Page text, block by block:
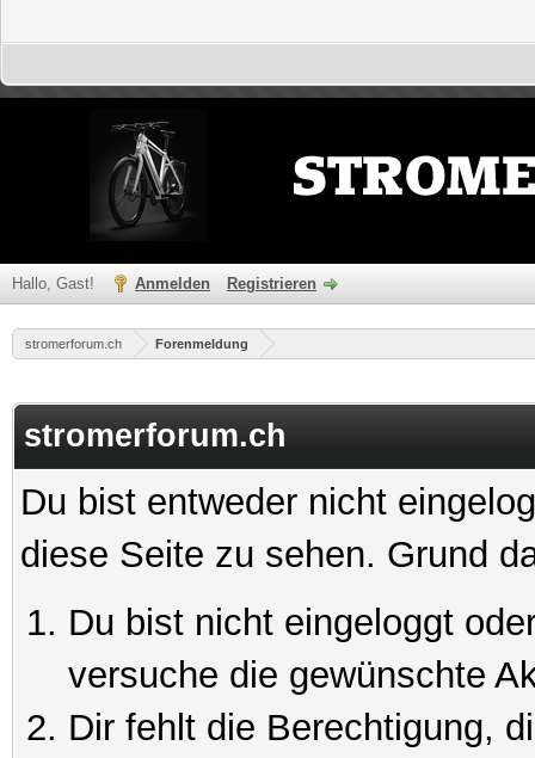
Hallo, Gast! Anmelden Registrieren
stromerforum.ch Forenmeldung
stromerforum.ch
Du bist entweder nicht
diese Seite zu sehen. Grund
Du bist nicht eingeloggt
versuche die gewünschte
Dir fehlt die Berechtigung,